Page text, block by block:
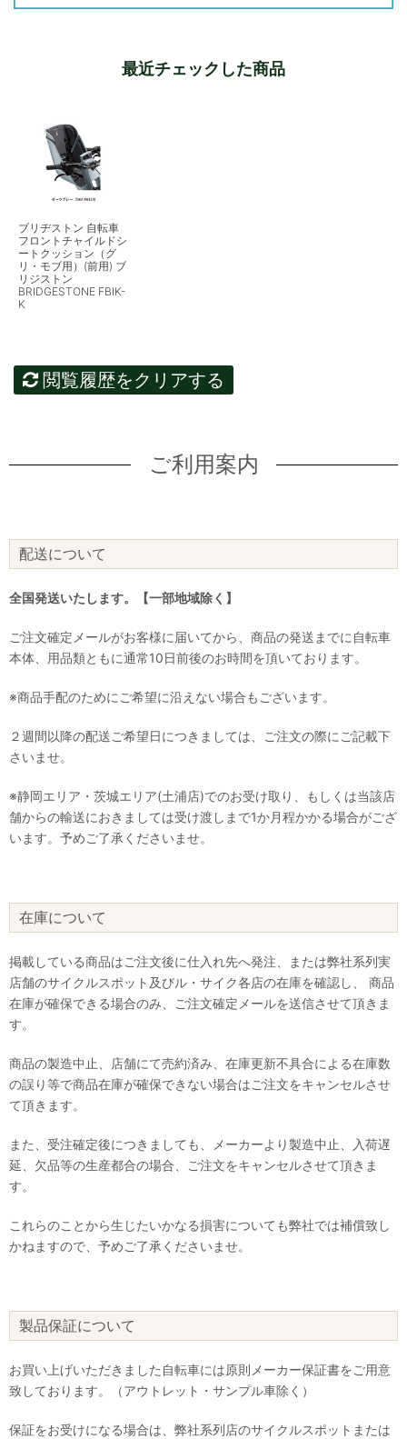
最近チェックした商品
ブリヂストン 自転車
フロントチャイルドシ
ートクッション（グ
リ・モブ用）(前用) ブ
リジストン
BRIDGESTONE FBIK-
K
閲覧履歴をクリアする
ご利用案内
配送について
全国発送いたします。【一部地域除く】
ご注文確定メールがお客様に届いてから、商品の発送までに自転車
本体、用品類ともに通常10日前後のお時間を頂いております。
※商品手配のためにご希望に沿えない場合もございます。
２週間以降の配送ご希望日につきましては、ご注文の際にご記載下
さいませ。
※静岡エリア・茨城エリア(土浦店)でのお受け取り、もしくは当該店
舗からの輸送におきましては受け渡しまで1か月程かかる場合がござ
います。予めご了承くださいませ。
在庫について
掲載している商品はご注文後に仕入れ先へ発注、または弊社系列実
店舗のサイクルスポット及びル・サイク各店の在庫を確認し、 商品
在庫が確保できる場合のみ、ご注文確定メールを送信させて頂きま
す。
商品の製造中止、店舗にて売約済み、在庫更新不具合による在庫数
の誤り等で商品在庫が確保できない場合はご注文をキャンセルさせ
て頂きます。
また、受注確定後につきましても、メーカーより製造中止、入荷遅
延、欠品等の生産都合の場合、ご注文をキャンセルさせて頂きま
す。
これらのことから生じたいかなる損害についても弊社では補償致し
かねますので、予めご了承くださいませ。
製品保証について
お買い上げいただきました自転車には原則メーカー保証書をご用意
致しております。（アウトレット・サンプル車除く）
保証をお受けになる場合は、弊社系列店のサイクルスポットまたは